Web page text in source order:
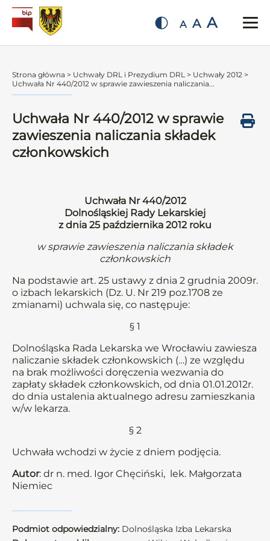
A A A
Strona główna > Uchwały DRL i Prezydium DRL > Uchwały 2012 >
Uchwała Nr 440/2012 w sprawie zawieszenia naliczania...
Uchwała Nr 440/2012 w sprawie
zawieszenia naliczania składek
członkowskich
Uchwała Nr 440/2012
Dolnośląskiej Rady Lekarskiej
z dnia 25 października 2012 roku
w sprawie zawieszenia naliczania składek
członkowskich
Na podstawie art. 25 ustawy z dnia 2 grudnia 2009r.
o izbach lekarskich (Dz. U. Nr 219 poz.1708 ze
zmianami) uchwala się, co następuje:
§ 1
Dolnośląska Rada Lekarska we Wrocławiu zawiesza
naliczanie składek członkowskich (…) ze względu
na brak możliwości doręczenia wezwania do
zapłaty składek członkowskich, od dnia 01.01.2012r.
do dnia ustalenia aktualnego adresu zamieszkania
w/w lekarza.
§ 2
Uchwała wchodzi w życie z dniem podjęcia.
Autor: dr n. med. Igor Chęciński, lek. Małgorzata
Niemiec
Podmiot odpowiedzialny: Dolnośląska Izba Lekarska